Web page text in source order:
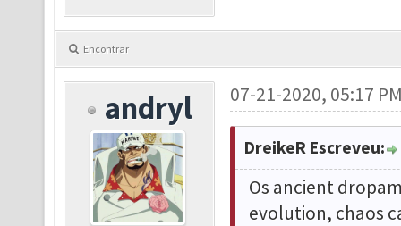
Encontrar
andryl 07-21-2020, 05:17
DreikeR Escreveu:
Os ancient
evolution, chaos